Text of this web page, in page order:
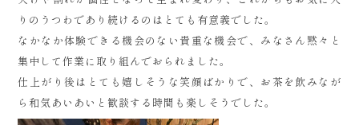
りのうつわであり続けるのはとても有意義でした。
なかなか体験できる機会のない貴重な機会で、みなさん黙々と
集中して作業に取り組んでおられました。
仕上がり後はとても嬉しそうな笑顔ばかりで、お茶を飲みなが
ら和気あいあいと歓談する時間も楽しそうでした。